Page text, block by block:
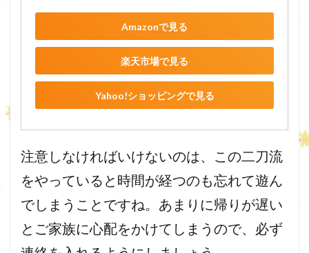
Amazonで見る
楽天市場で見る
Yahoo!ショッピングで見る
注意しなければいけないのは、この二刀流
をやっていると時間が経つのも忘れて遊ん
でしまうことですね。あまりに帰りが遅い
とご家族に心配をかけてしまうので、必ず